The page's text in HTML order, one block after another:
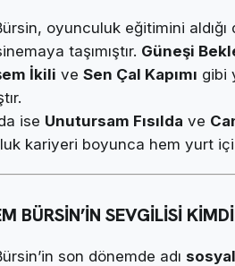
oyunculuk eğitimini
taşımıştır. Güneşi
İkili ve Sen Çal Kapımı gibi
ise Unutursam Fısılda ve
kariyeri boyunca hem yurt içi
BÜRSİN’İN SEVGİLİSİ
son dönemde adı